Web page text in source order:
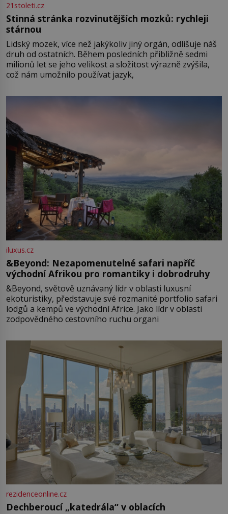
21stoleti.cz
Stinná stránka rozvinutějších mozků: rychleji
stárnou
Lidský mozek, více než jakýkoliv jiný orgán, odlišuje náš
druh od ostatních. Během posledních přibližně sedmi
milionů let se jeho velikost a složitost výrazně zvýšila,
což nám umožnilo používat jazyk,
iluxus.cz
&Beyond: Nezapomenutelné safari napříč
východní Afrikou pro romantiky i dobrodruhy
&Beyond, světově uznávaný lídr v oblasti luxusní
ekoturistiky, představuje své rozmanité portfolio safari
lodgů a kempů ve východní Africe. Jako lídr v oblasti
zodpovědného cestovního ruchu organi
rezidenceonline.cz
Dechberoucí „katedrála“ v oblacích